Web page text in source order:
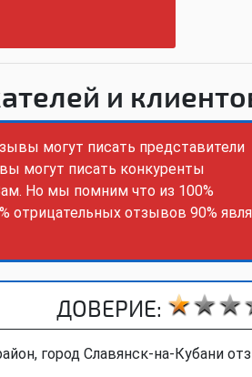
и
могут писать представители
могут писать конкуренты
Но мы помним что из 100%
отрицательных отзывов 90%
ДОВЕРИЕ:
город Славянск-на-Кубани